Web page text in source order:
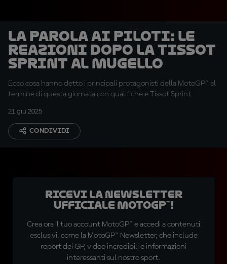
La parola ai piloti: le
reazioni dopo la Tissot
Sprint al Mugello
Ecco cosa hanno detto i principali protagonisti della MotoGP™ al
termine di questa giornata con qualifiche e Tissot Sprint
21 giu 2025
CONDIVIDI
Ricevi la newsletter
ufficiale MotoGP™!
Crea ora il tuo account MotoGP™ e accedi a contenuti
esclusivi, come la MotoGP™ Newsletter, che include
report dei GP, video incredibili e informazioni
interessanti sul nostro sport.